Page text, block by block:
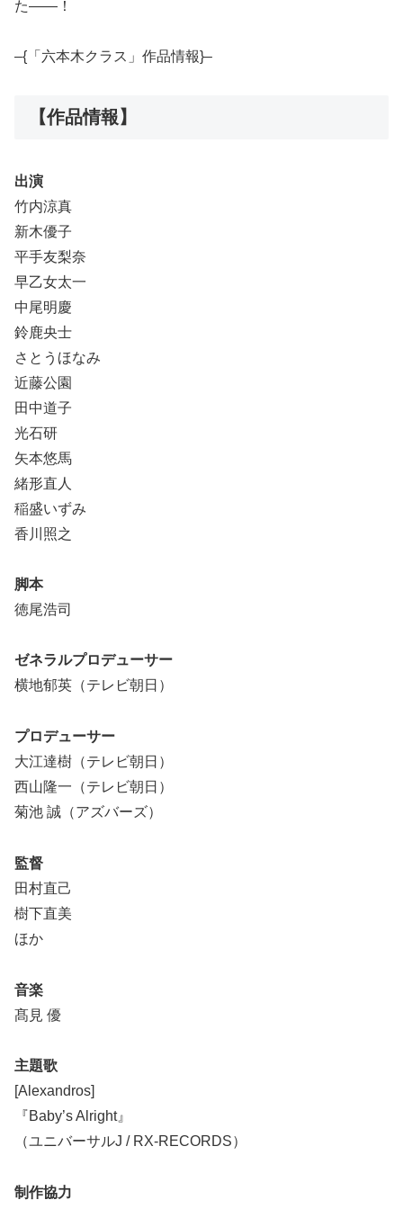
た――！
–{「六本木クラス」作品情報}–
【作品情報】
出演
竹内涼真
新木優子
平手友梨奈
早乙女太一
中尾明慶
鈴鹿央士
さとうほなみ
近藤公園
田中道子
光石研
矢本悠馬
緒形直人
稲盛いずみ
香川照之
脚本
徳尾浩司
ゼネラルプロデューサー
横地郁英（テレビ朝日）
プロデューサー
大江達樹（テレビ朝日）
西山隆一（テレビ朝日）
菊池 誠（アズバーズ）
監督
田村直己
樹下直美
ほか
音楽
髙見 優
主題歌
[Alexandros]
『Baby’s Alright』
（ユニバーサルJ / RX-RECORDS）
制作協力